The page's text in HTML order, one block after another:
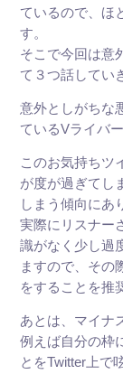
ているので、ほ
す。
そこで今回は意
て３つ話してい
意外としがちな
ているVライバ
このお気持ちツ
が度が過ぎてし
しまう傾向にあ
実際にリスナー
識がなく少し過
ますので、その
をすることを推
あとは、マイナ
例えば自分の枠
とをTwitter上で